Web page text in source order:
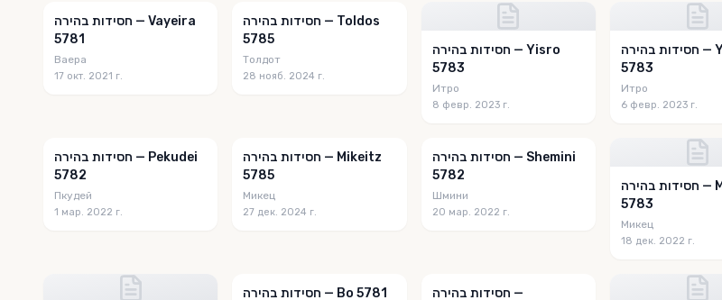
חסידות בהירה — Vayeira
5781
Ваера
17 окт. 2021 г.
חסידות בהירה — Toldos
5785
Толдот
28 нояб. 2024 г.
חסידות בהירה — Yisro
5783
Итро
8 февр. 2023 г.
חסידות בהירה — Yisro
5783
Итро
6 февр. 2023 г.
חסידות בהירה — Pekudei
5782
Пкудей
1 мар. 2022 г.
חסידות בהירה — Mikeitz
5785
Микец
27 дек. 2024 г.
חסידות בהירה — Shemini
5782
Шмини
20 мар. 2022 г.
חסידות בהירה — Mikeitz
5783
Микец
18 дек. 2022 г.
חסידות בהירה — Bo 5781
חסידות בהירה —